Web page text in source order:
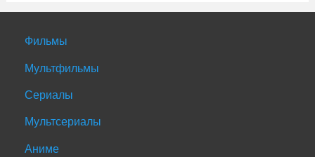
Фильмы
Мультфильмы
Сериалы
Мультсериалы
Аниме